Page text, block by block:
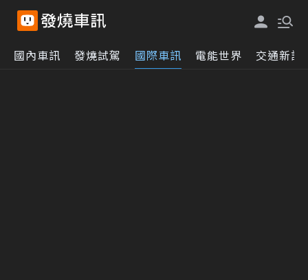
國內車訊 發燒試駕 國際車訊 電能世界 交通新訊